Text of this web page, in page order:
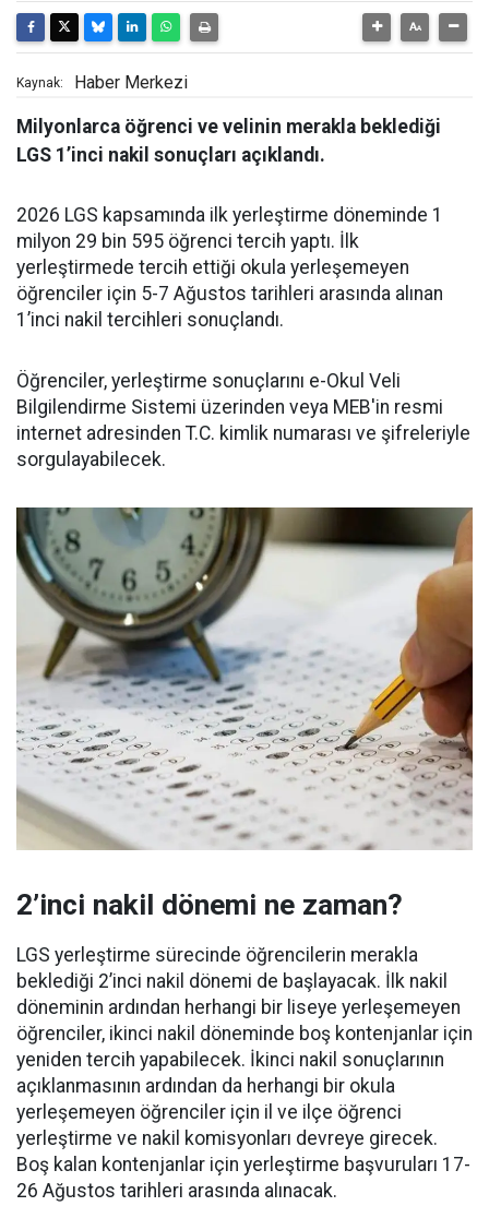
Kaynak: Haber Merkezi
Milyonlarca öğrenci ve velinin merakla beklediği
LGS 1’inci nakil sonuçları açıklandı.
2026 LGS kapsamında ilk yerleştirme döneminde 1
milyon 29 bin 595 öğrenci tercih yaptı. İlk
yerleştirmede tercih ettiği okula yerleşemeyen
öğrenciler için 5-7 Ağustos tarihleri arasında alınan
1’inci nakil tercihleri sonuçlandı.
Öğrenciler, yerleştirme sonuçlarını e-Okul Veli
Bilgilendirme Sistemi üzerinden veya MEB'in resmi
internet adresinden T.C. kimlik numarası ve şifreleriyle
sorgulayabilecek.
2’inci nakil dönemi ne zaman?
LGS yerleştirme sürecinde öğrencilerin merakla
beklediği 2’inci nakil dönemi de başlayacak. İlk nakil
döneminin ardından herhangi bir liseye yerleşemeyen
öğrenciler, ikinci nakil döneminde boş kontenjanlar için
yeniden tercih yapabilecek. İkinci nakil sonuçlarının
açıklanmasının ardından da herhangi bir okula
yerleşemeyen öğrenciler için il ve ilçe öğrenci
yerleştirme ve nakil komisyonları devreye girecek.
Boş kalan kontenjanlar için yerleştirme başvuruları 17-
26 Ağustos tarihleri arasında alınacak.